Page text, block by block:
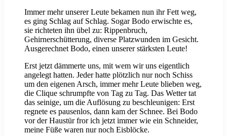
Immer mehr unserer Leute bekamen nun ihr Fett weg,
es ging Schlag auf Schlag. Sogar Bodo erwischte es,
sie richteten ihn übel zu: Rippenbruch,
Gehirnerschütterung, diverse Platzwunden im Gesicht.
Ausgerechnet Bodo, einen unserer stärksten Leute!
Erst jetzt dämmerte uns, mit wem wir uns eigentlich
angelegt hatten. Jeder hatte plötzlich nur noch Schiss
um den eigenen Arsch, immer mehr Leute blieben weg,
die Clique schrumpfte von Tag zu Tag. Das Wetter tat
das seinige, um die Auflösung zu beschleunigen: Erst
regnete es pausenlos, dann kam der Schnee. Bei Bodo
vor der Haustür fror ich jetzt immer wie ein Schneider,
meine Füße waren nur noch Eisblöcke.